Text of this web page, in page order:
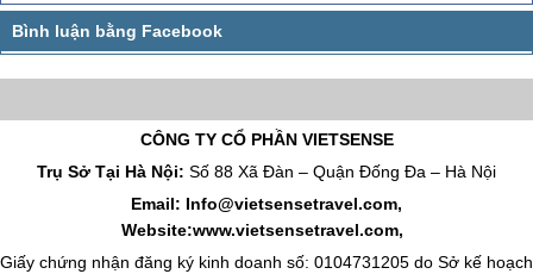
CÔNG TY CỔ PHẦN VIETSENSE
Trụ Sở Tại Hà Nội: Số 88 Xã Đàn – Quận Đống Đa – Hà Nội
Email: Info@vietsensetravel.com,
Website:www.vietsensetravel.com,
Giấy chứng nhận đăng ký kinh doanh số: 0104731205 do Sở kế hoạch